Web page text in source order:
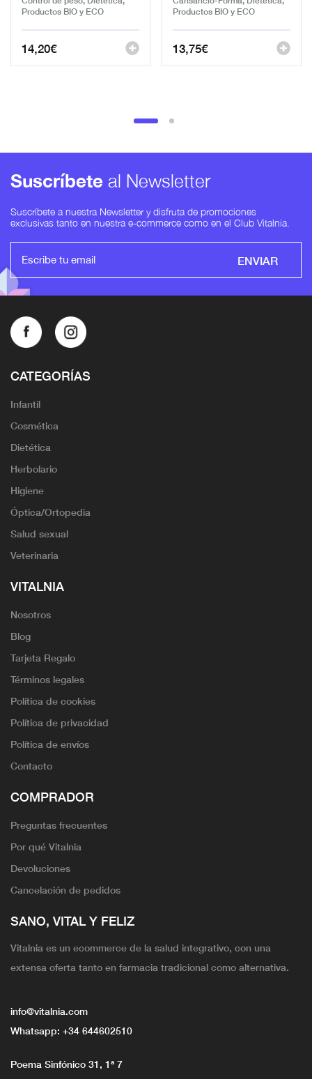
Productos BIO y ECO
14,20€
Productos BIO y ECO
13,75€
Suscríbete al Newsletter
Suscríbete a nuestra Newsletter y disfruta de promociones
exclusivas tanto en nuestra e-commerce como en el Club Vitalnia.
ENVIAR
CATEGORÍAS
Infantil
Cosmética
Dietética
Herbolario
Higiene
Óptica/Ortopedia
Salud sexual
Veterinaria
VITALNIA
Nosotros
Blog
Tarjeta Regalo
Términos legales
Política de cookies
Política de privacidad
Política de envíos
Contacto
COMPRADOR
Preguntas frecuentes
Por qué Vitalnia
Devoluciones
Cancelación de pedidos
SANO, VITAL Y FELIZ
Vitalnia es un ecommerce de la salud integrativo, con una
extensa oferta tanto en farmacia tradicional como alternativa.
info@vitalnia.com
Whatsapp: +34 644602510
Poema Sinfónico 31, 1ª 7